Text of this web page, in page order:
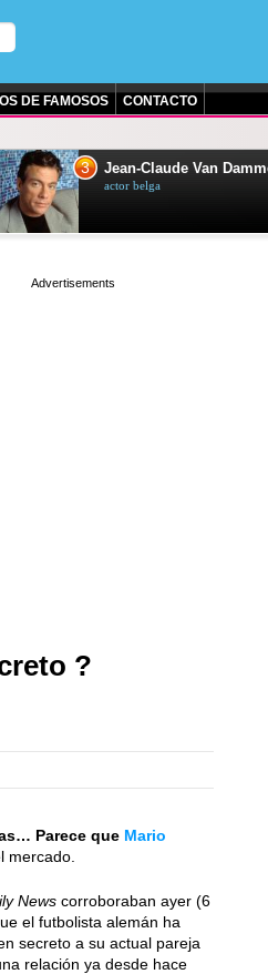
DE FAMOSOS CONTACTO
3 Jean-Claude Van
actor belga
?
Parece que Mario
mercado.
News corroboraban ayer (6
el futbolista alemán ha
secreto a su actual pareja
relación ya desde hace